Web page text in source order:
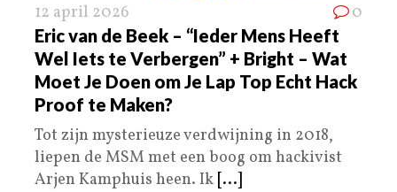
12 april 2026 0
Eric van de Beek – “Ieder Mens Heeft
Wel Iets te Verbergen” + Bright – Wat
Moet Je Doen om Je Lap Top Echt Hack
Proof te Maken?
Tot zijn mysterieuze verdwijning in 2018,
liepen de MSM met een boog om hackivist
Arjen Kamphuis heen. Ik [...]